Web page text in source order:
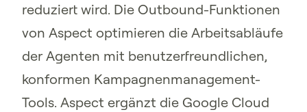
reduziert wird. Die Outbound-Funktionen
von Aspect optimieren die Arbeitsabläufe
der Agenten mit benutzerfreundlichen,
konformen Kampagnenmanagement-
Tools. Aspect ergänzt die Google Cloud